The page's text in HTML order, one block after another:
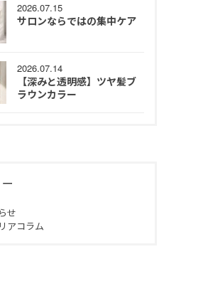
2026.07.15
サロンならではの集中ケア
2026.07.14
【深みと透明感】ツヤ髪ブ
ラウンカラー
せ
アコラム